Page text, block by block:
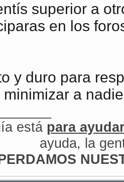
superior a
en los
y duro para
a
está para
ayuda, la